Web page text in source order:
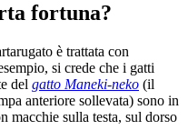
fortuna?
è trattata con
si crede che i gatti
del gatto Maneki-neko (il
anteriore sollevata) sono in
macchie sulla testa, sul dorso